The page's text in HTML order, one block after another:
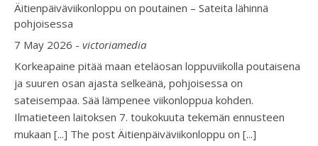
Äitienpäiväviikonloppu on poutainen – Sateita lähinnä
pohjoisessa
7 May 2026 - victoriamedia
Korkeapaine pitää maan eteläosan loppuviikolla poutaisena
ja suuren osan ajasta selkeänä, pohjoisessa on
sateisempaa. Sää lämpenee viikonloppua kohden.
Ilmatieteen laitoksen 7. toukokuuta tekemän ennusteen
mukaan [...] The post Äitienpäiväviikonloppu on [...]